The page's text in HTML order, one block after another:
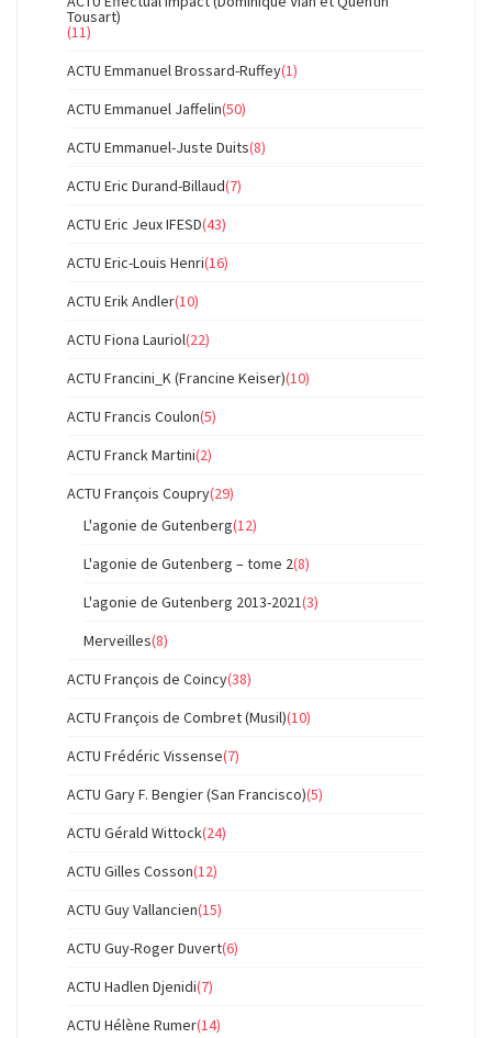
Tousart)
(11)
ACTU Emmanuel Brossard-Ruffey(1)
ACTU Emmanuel Jaffelin(50)
ACTU Emmanuel-Juste Duits(8)
ACTU Eric Durand-Billaud(7)
ACTU Eric Jeux IFESD(43)
ACTU Eric-Louis Henri(16)
ACTU Erik Andler(10)
ACTU Fiona Lauriol(22)
ACTU Francini_K (Francine Keiser)(10)
ACTU Francis Coulon(5)
ACTU Franck Martini(2)
ACTU François Coupry(29)
L'agonie de Gutenberg(12)
L'agonie de Gutenberg – tome 2(8)
L'agonie de Gutenberg 2013-2021(3)
Merveilles(8)
ACTU François de Coincy(38)
ACTU François de Combret (Musil)(10)
ACTU Frédéric Vissense(7)
ACTU Gary F. Bengier (San Francisco)(5)
ACTU Gérald Wittock(24)
ACTU Gilles Cosson(12)
ACTU Guy Vallancien(15)
ACTU Guy-Roger Duvert(6)
ACTU Hadlen Djenidi(7)
ACTU Hélène Rumer(14)